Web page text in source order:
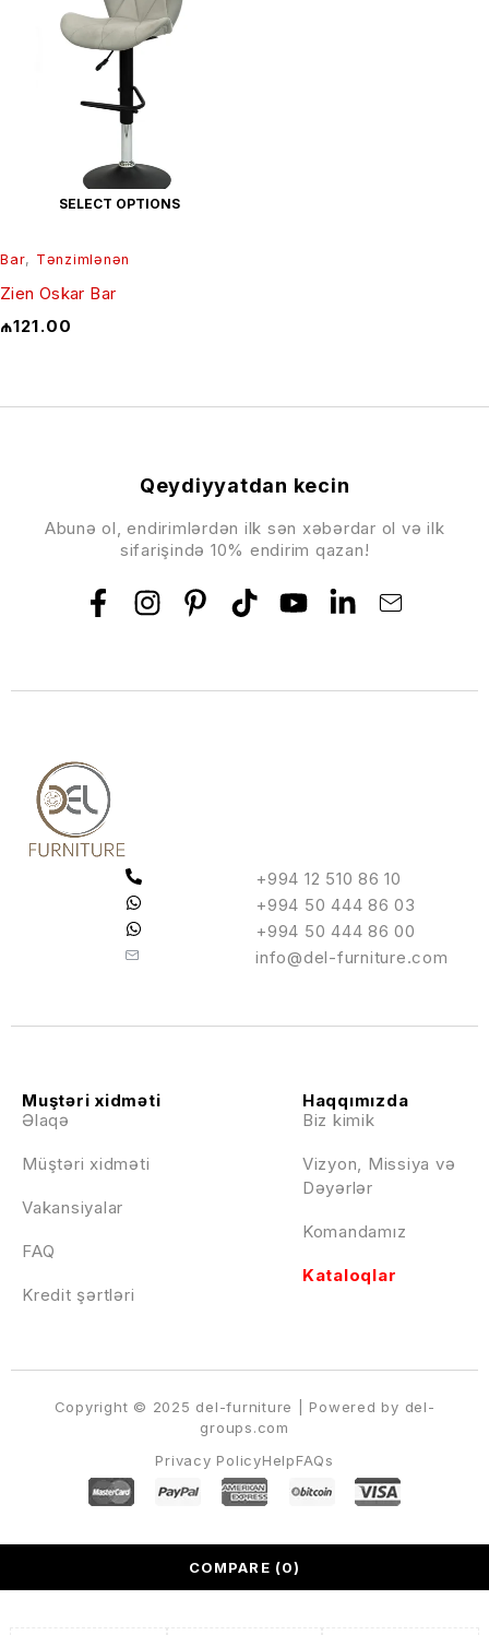
SELECT OPTIONS
Bar, Tənzimlənən
Zien Oskar Bar
₼121.00
+994 12 510 86 10
+994 50 444 86 03
+994 50 444 86 00
info@del-furniture.com
Haqqımızda
Biz kimik
Vizyon, Missiya və
Dəyərlər
Komandamız
Kataloqlar
Muştəri xidməti
Əlaqə
Müştəri xidməti
Vakansiyalar
FAQ
Kredit şərtləri
Qeydiyyatdan kecin
Abunə ol, endirimlərdən ilk sən xəbərdar ol və ilk
sifarişində 10% endirim qazan!
Privacy PolicyHelpFAQs
Copyright © 2025 del-furniture | Powered by del-
groups.com
COMPARE (0)